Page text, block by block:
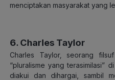
menciptakan masyarakat yang
6. Charles Taylor
Charles Taylor, seorang
“pluralisme yang terasimilasi”
diakui dan dihargai, sambil